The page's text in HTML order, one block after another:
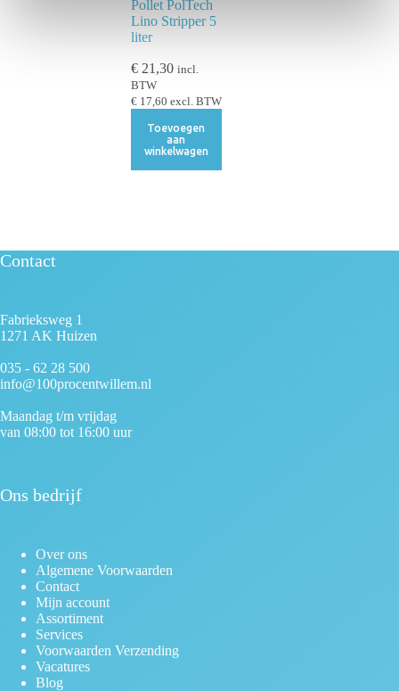
Pollet PolTech
Lino Stripper 5
liter
€21,30 incl.
BTW
€17,60 excl. BTW
Toevoegen
aan
winkelwagen
Contact
Fabrieksweg 1
1271 AK Huizen
035 - 62 28 500
info@100procentwillem.nl
Maandag t/m vrijdag
van 08:00 tot 16:00 uur
Ons bedrijf
Over ons
Algemene Voorwaarden
Contact
Mijn account
Assortiment
Services
Voorwaarden Verzending
Vacatures
Blog